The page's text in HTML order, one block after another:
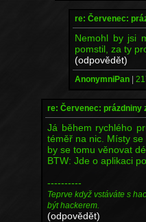
re: Červenec:
Nemohl by jsi
pomstil, za ty
(odpovědět)
AnonymniPan |
re: Červenec: prázdniny
Já během rychlého
téměř na nic. Místy
by se tomu věnovat
BTW: Jde o aplikaci
----------
Teprve když vstáváte s
být hackerem.
(odpovědět)